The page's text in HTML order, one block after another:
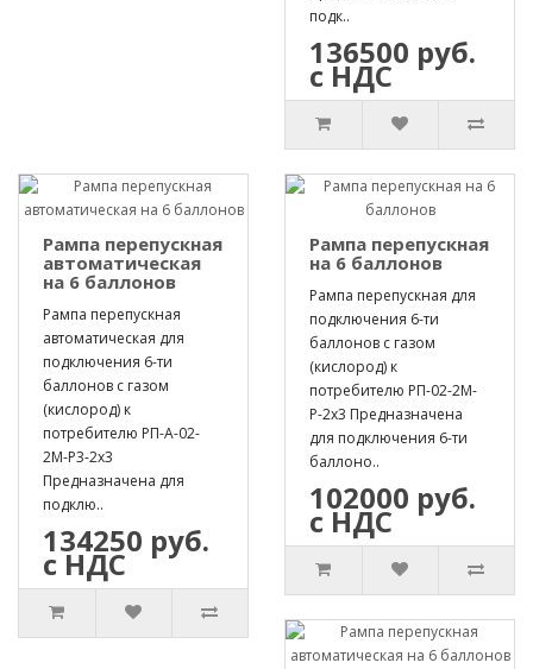
подк..
136500 руб.
с НДС
Рампа перепускная
автоматическая
на 6 баллонов
Рампа перепускная
автоматическая для
подключения 6-ти
баллонов с газом
(кислород) к
потребителю РП-А-02-
2М-Р3-2х3
Предназначена для
подклю..
134250 руб.
с НДС
Рампа перепускная
на 6 баллонов
Рампа перепускная для
подключения 6-ти
баллонов с газом
(кислород) к
потребителю РП-02-2М-
Р-2х3 Предназначена
для подключения 6-ти
баллоно..
102000 руб.
с НДС